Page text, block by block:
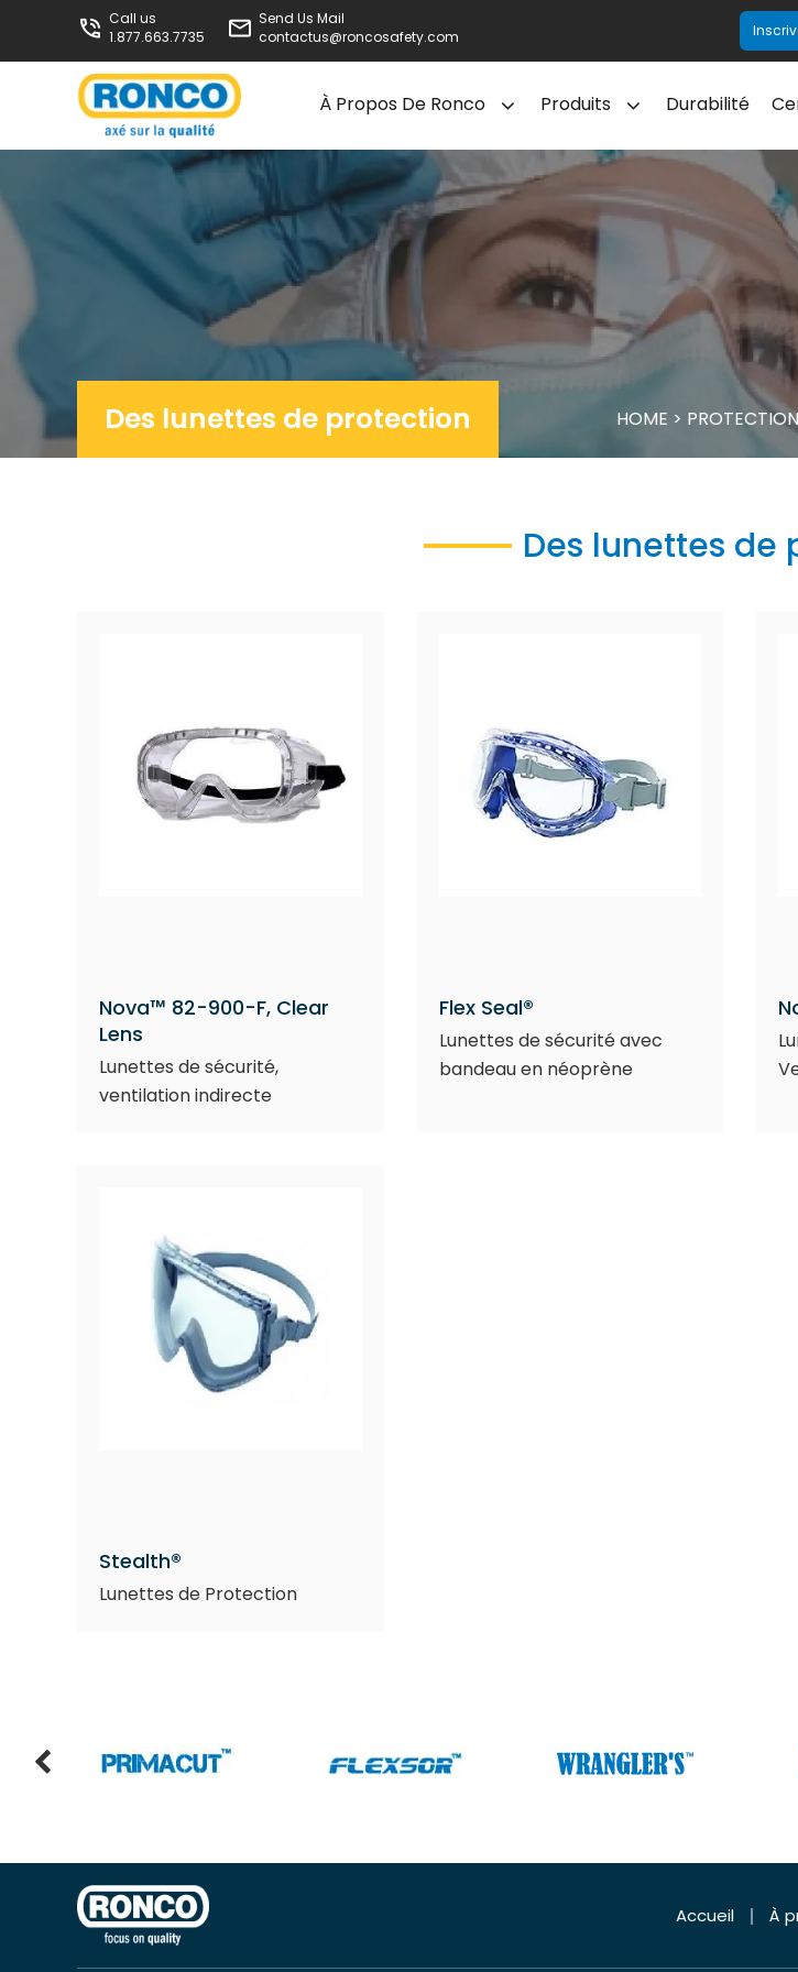
Call us
1.877.663.7735
Send Us Mail
contactus@roncosafety.com
À Propos De Ronco Produits Durabilité
Des lunettes de protection HOME >
Des lunettes de
Nova™ 82-900-F, Clear
Lens
Lunettes de sécurité,
ventilation indirecte
Flex Seal®
Lunettes de sécurité avec
bandeau en néoprène
Stealth®
Lunettes de Protection
Accueil À